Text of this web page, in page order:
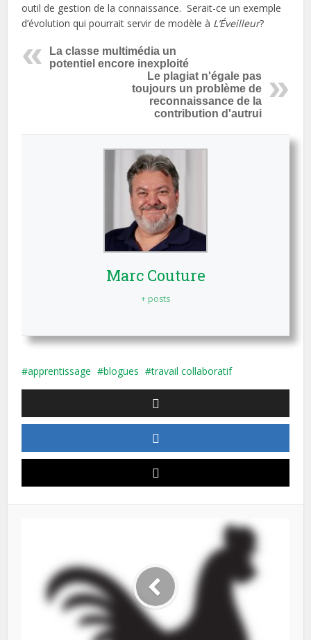
outil de gestion de la connaissance. Serait-ce un exemple
d’évolution qui pourrait servir de modèle à L’Éveilleur?
La classe multimédia un
potentiel encore inexploité
Le plagiat n'égale pas
toujours un problème de
reconnaissance de la
contribution d'autrui
Marc Couture
+ posts
apprentissage blogues travail collaboratif